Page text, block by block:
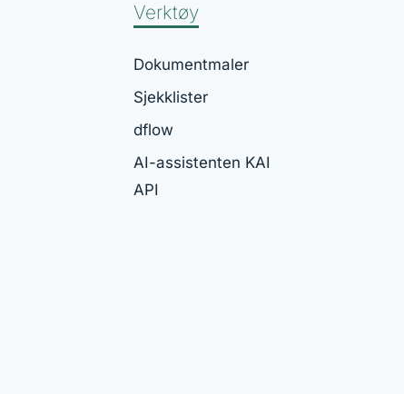
Verktøy
Dokumentmaler
Sjekklister
dflow
AI-assistenten KAI
API